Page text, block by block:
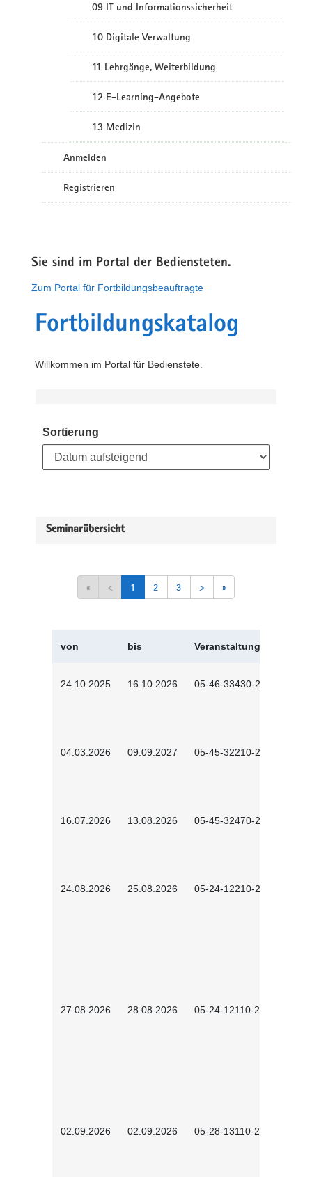
09 IT und Informationssicherheit
10 Digitale Verwaltung
11 Lehrgänge, Weiterbildung
12 E-Learning-Angebote
13 Medizin
Anmelden
Registrieren
Sie sind im Portal der Bediensteten.
Zum Portal für Fortbildungsbeauftragte
Fortbildungskatalog
Willkommen im Portal für Bedienstete.
Sortierung
Seminarübersicht
« < 1 2 3 > »
von bis Veranstaltungskürzel
24.10.2025 16.10.2026 05-46-33430-2501
04.03.2026 09.09.2027 05-45-32210-2601
16.07.2026 13.08.2026 05-45-32470-2601
24.08.2026 25.08.2026 05-24-12210-2601
27.08.2026 28.08.2026 05-24-12110-2601
02.09.2026 02.09.2026 05-28-13110-2605